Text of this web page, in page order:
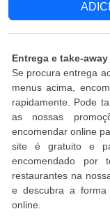
Entrega e take-
Se procura entrega
menus acima,
rapidamente. Pode
as nossas
encomendar online
site é gratuito e
encomendado por
restaurantes na
e descubra a forma
online.